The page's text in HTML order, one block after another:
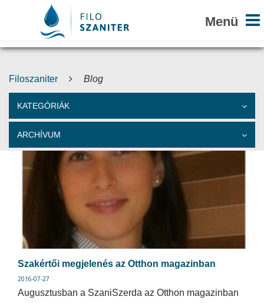
Filoszaniter Blog
KATEGÓRIÁK
ARCHÍVUM
Szakértői megjelenés az Otthon magazinban
2016-07-27
Augusztusban a SzaniSzerda az Otthon magazinban